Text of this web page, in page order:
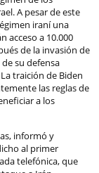
A pesar de este
iraní una
acceso a 10.000
de la invasión de
su defensa
traición de Biden
las reglas de
a los
informó y
al primer
telefónica, que